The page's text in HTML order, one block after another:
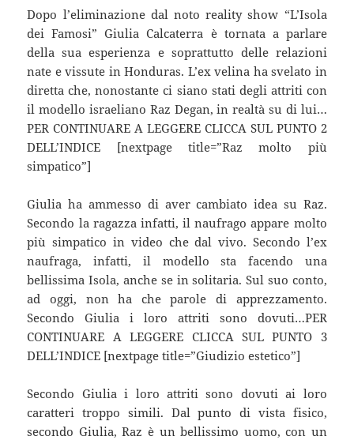
Dopo l’eliminazione dal noto reality show “L’Isola
dei Famosi” Giulia Calcaterra è tornata a parlare
della sua esperienza e soprattutto delle relazioni
nate e vissute in Honduras. L’ex velina ha svelato in
diretta che, nonostante ci siano stati degli attriti con
il modello israeliano Raz Degan, in realtà su di lui…
PER CONTINUARE A LEGGERE CLICCA SUL PUNTO 2
DELL’INDICE [nextpage title=”Raz molto più
simpatico”]
Giulia ha ammesso di aver cambiato idea su Raz.
Secondo la ragazza infatti, il naufrago appare molto
più simpatico in video che dal vivo. Secondo l’ex
naufraga, infatti, il modello sta facendo una
bellissima Isola, anche se in solitaria. Sul suo conto,
ad oggi, non ha che parole di apprezzamento.
Secondo Giulia i loro attriti sono dovuti…PER
CONTINUARE A LEGGERE CLICCA SUL PUNTO 3
DELL’INDICE [nextpage title=”Giudizio estetico”]
Secondo Giulia i loro attriti sono dovuti ai loro
caratteri troppo simili. Dal punto di vista fisico,
secondo Giulia, Raz è un bellissimo uomo, con un